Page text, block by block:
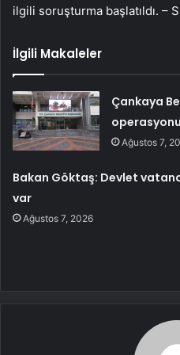
ilgili soruşturma başlatıldı. –
İlgili Makaleler
Çankaya
Ağustos 7,
Bakan Göktaş: Devlet
var
Ağustos 7, 2026